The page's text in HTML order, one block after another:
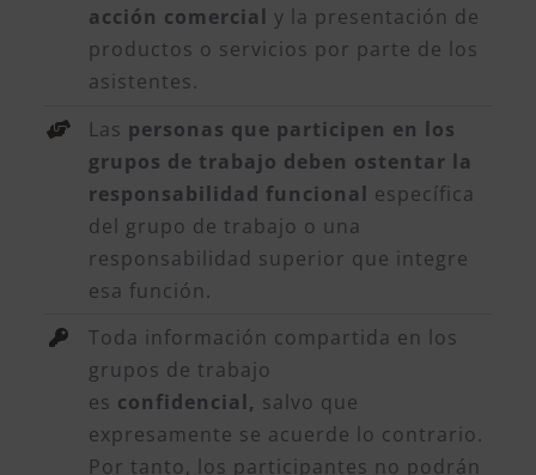
acción comercial y la presentación de
productos o servicios por parte de los
asistentes.
Las personas que participen en los
grupos de trabajo deben ostentar la
responsabilidad funcional específica
del grupo de trabajo o una
responsabilidad superior que integre
esa función.
Toda información compartida en los
grupos de trabajo
es confidencial, salvo que
expresamente se acuerde lo contrario.
Por tanto, los participantes no podrán